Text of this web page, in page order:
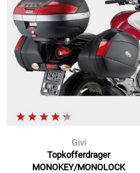
Givi
Topkofferdrager
MONOKEY/MONOLOCK